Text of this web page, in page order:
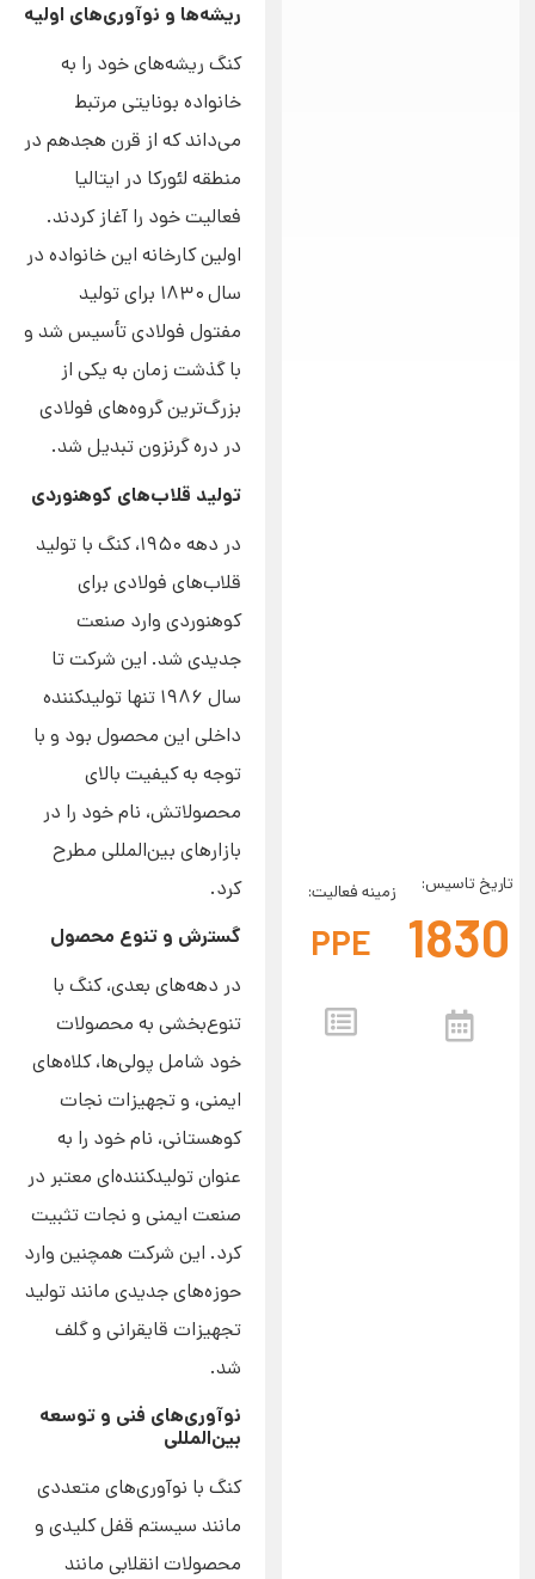
تاریخ تاسیس:
1830
زمینه فعالیت:
PPE
ریشه‌ها و نوآوری‌های اولیه
کنگ ریشه‌های خود را به
خانواده بونایتی مرتبط
می‌داند که از قرن هجدهم در
منطقه لئورکا در ایتالیا
فعالیت خود را آغاز کردند.
اولین کارخانه این خانواده در
سال ۱۸۳۰ برای تولید
مفتول فولادی تأسیس شد و
با گذشت زمان به یکی از
بزرگ‌ترین گروه‌های فولادی
در دره گرنزون تبدیل شد.
تولید قلاب‌های کوهنوردی
در دهه ۱۹۵۰، کنگ با تولید
قلاب‌های فولادی برای
کوهنوردی وارد صنعت
جدیدی شد. این شرکت تا
سال ۱۹۸۶ تنها تولیدکننده
داخلی این محصول بود و با
توجه به کیفیت بالای
محصولاتش، نام خود را در
بازارهای بین‌المللی مطرح
کرد.
گسترش و تنوع محصول
در دهه‌های بعدی، کنگ با
تنوع‌بخشی به محصولات
خود شامل پولی‌ها، کلاه‌های
ایمنی، و تجهیزات نجات
کوهستانی، نام خود را به
عنوان تولیدکننده‌ای معتبر در
صنعت ایمنی و نجات تثبیت
کرد. این شرکت همچنین وارد
حوزه‌های جدیدی مانند تولید
تجهیزات قایقرانی و گلف
شد.
نوآوری‌های فنی و توسعه
بین‌المللی
کنگ با نوآوری‌های متعددی
مانند سیستم قفل کلیدی و
محصولات انقلابی مانند